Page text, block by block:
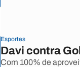
Esportes
Davi contra
Com 100% de